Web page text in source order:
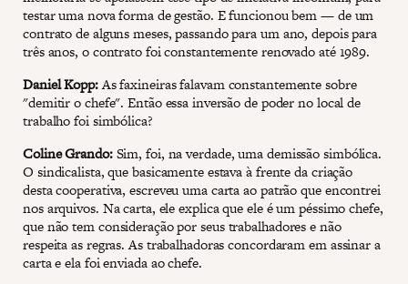
testar uma nova forma de gestão. E funcionou bem — de um
contrato de alguns meses, passando para um ano, depois para
três anos, o contrato foi constantemente renovado até 1989.
Daniel Kopp:As faxineiras falavam constantemente sobre
"demitir o chefe". Então essa inversão de poder no local de
trabalho foi simbólica?
Coline Grando:Sim, foi, na verdade, uma demissão simbólica.
O sindicalista, que basicamente estava à frente da criação
desta cooperativa, escreveu uma carta ao patrão que encontrei
nos arquivos. Na carta, ele explica que ele é um péssimo chefe,
que não tem consideração por seus trabalhadores e não
respeita as regras. As trabalhadoras concordaram em assinar a
carta e ela foi enviada ao chefe.